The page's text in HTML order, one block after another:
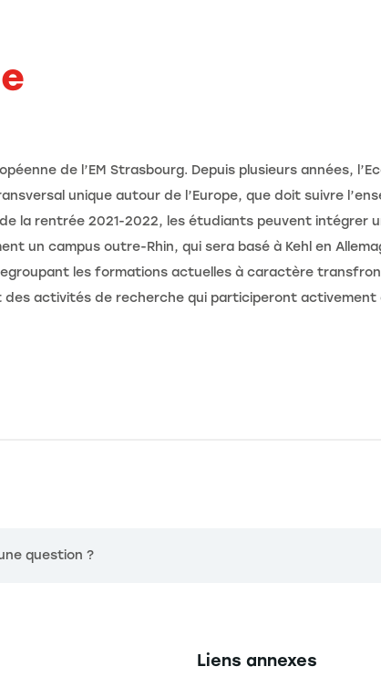
de l’EM Strasbourg. Depuis plusieurs années,
unique autour de l’Europe, que doit suivre
la rentrée 2021-2022, les étudiants peuvent intégrer
un campus outre-Rhin, qui sera basé à Kehl en
les formations actuelles à caractère
activités de recherche qui participeront
question ?
footer Navigation secondaire
Liens annexes